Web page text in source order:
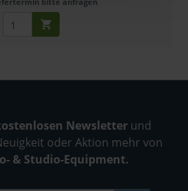
Newsletter und
oder Aktion mehr von
& Studio-Equipment.